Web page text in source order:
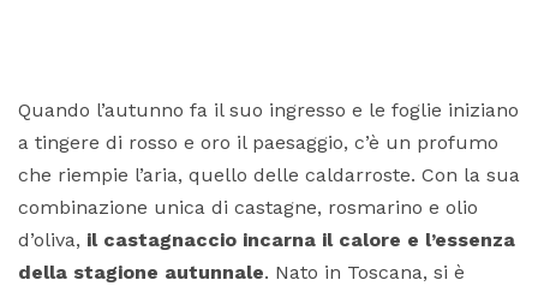
Quando l’autunno fa il suo ingresso e le foglie iniziano
a tingere di rosso e oro il paesaggio, c’è un profumo
che riempie l’aria, quello delle caldarroste. Con la sua
combinazione unica di castagne, rosmarino e olio
d’oliva, il castagnaccio incarna il calore e l’essenza
della stagione autunnale. Nato in Toscana, si è